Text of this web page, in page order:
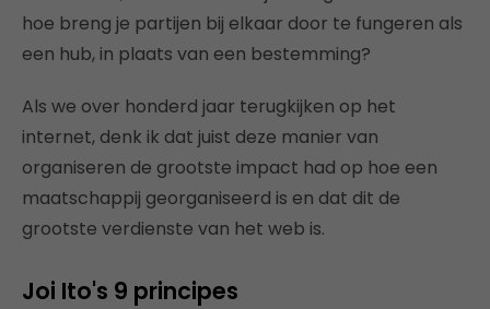
hoe breng je partijen bij elkaar door te fungeren als
een hub, in plaats van een bestemming?
Als we over honderd jaar terugkijken op het
internet, denk ik dat juist deze manier van
organiseren de grootste impact had op hoe een
maatschappij georganiseerd is en dat dit de
grootste verdienste van het web is.
Joi Ito's 9 principes